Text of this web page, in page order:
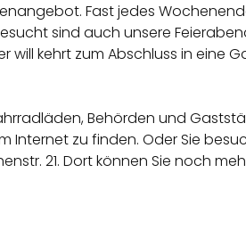
Fast jedes
sind auch unsere
will kehrt zum Abschluss in
Behörden und
Internet zu finden. Oder Sie
21. Dort können Sie noch